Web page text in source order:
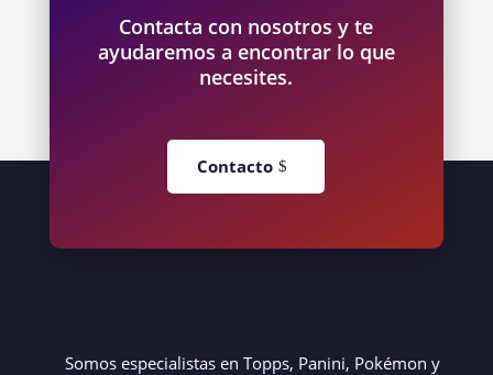
Contacta con nosotros y te
ayudaremos a encontrar lo que
necesites.
Contacto
Somos especialistas en Topps, Panini, Pokémon y